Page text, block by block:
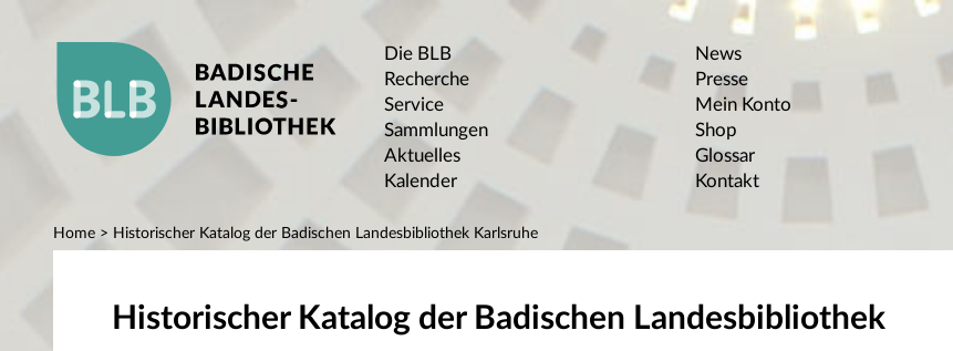
Die BLB
Recherche
Service
Sammlungen
Aktuelles
Kalender
News
Presse
Mein Konto
Shop
Glossar
Kontakt
Home > Historischer Katalog der Badischen Landesbibliothek Karlsruhe
Historischer Katalog der Badischen Landesbibliothek